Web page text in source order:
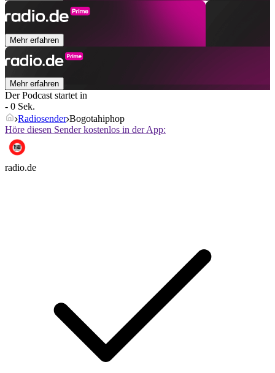
Mehr erfahren
Mehr erfahren
Der Podcast startet in
- 0 Sek.
Radiosender Bogotahiphop
Höre diesen Sender kostenlos in der App:
radio.de